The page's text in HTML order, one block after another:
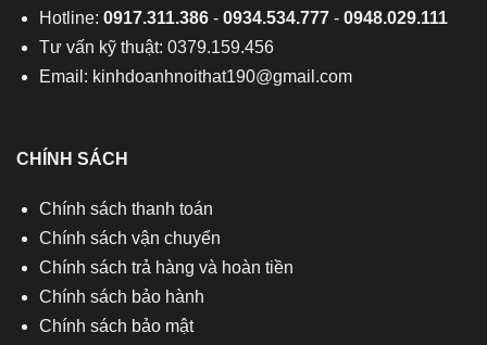
Hotline: 0917.311.386- 0934.534.777- 0948.029.111
Tư vấn kỹ thuật: 0379.159.456
Email: kinhdoanhnoithat190@gmail.com
CHÍNH SÁCH
Chính sách thanh toán
Chính sách vận chuyển
Chính sách trả hàng và hoàn tiền
Chính sách bảo hành
Chính sách bảo mật